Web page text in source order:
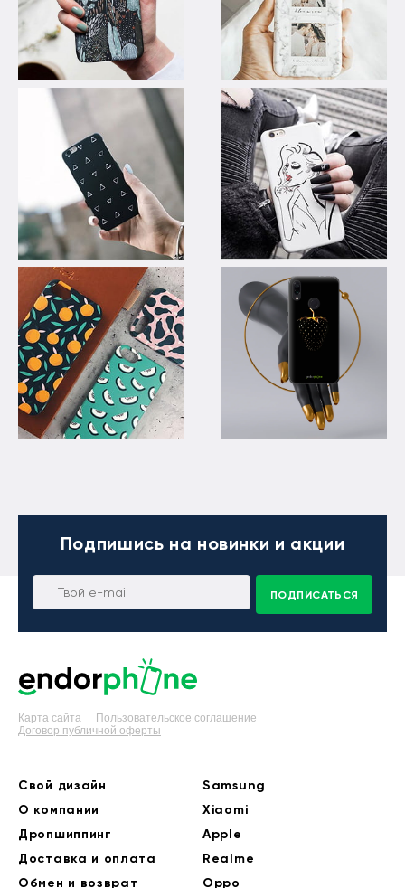
Подпишись на новинки и акции
ПОДПИСАТЬСЯ
Карта сайта
Пользовательское соглашение
Договор публичной оферты
Свой дизайн
О компании
Дропшиппинг
Доставка и оплата
Обмен и возврат
Samsung
Xiaomi
Apple
Realme
Oppo